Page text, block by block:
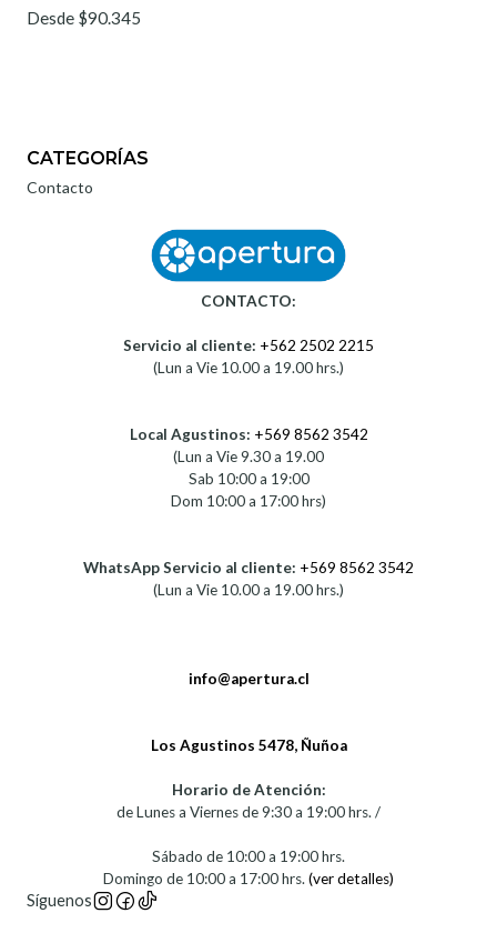
Desde $90.345
CATEGORÍAS
Contacto
CONTACTO:
Servicio al cliente: +562 2502 2215
(Lun a Vie 10.00 a 19.00 hrs.)
Local Agustinos: +569 8562 3542
(Lun a Vie 9.30 a 19.00
Sab 10:00 a 19:00
Dom 10:00 a 17:00 hrs)
WhatsApp Servicio al cliente: +569 8562 3542
(Lun a Vie 10.00 a 19.00 hrs.)
info@apertura.cl
Los Agustinos 5478, Ñuñoa
Horario de Atención:
de Lunes a Viernes de 9:30 a 19:00 hrs. /
Sábado de 10:00 a 19:00 hrs.
Domingo de 10:00 a 17:00 hrs. (ver detalles)
Síguenos